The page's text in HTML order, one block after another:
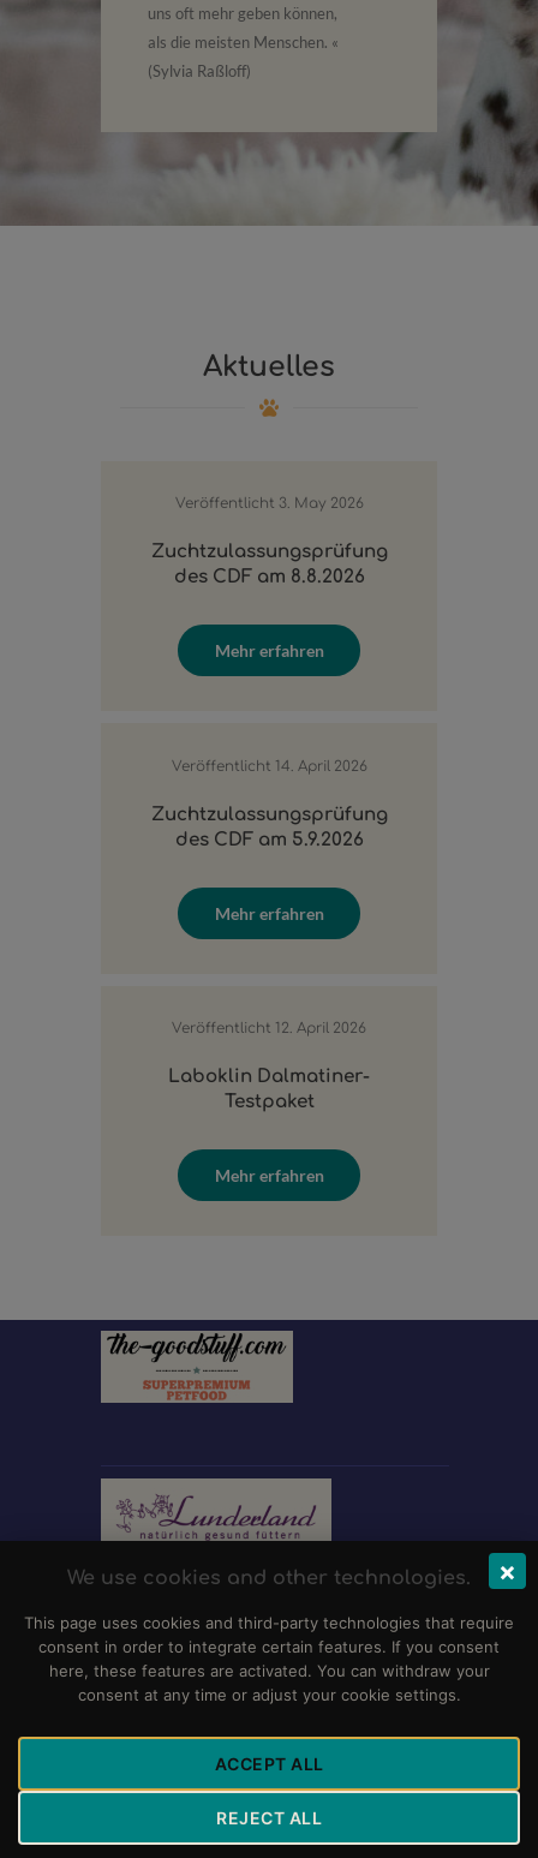
uns oft mehr geben können,
als die meisten Menschen. «
(Sylvia Raßloff)
Aktuelles
Veröffentlicht 3. May 2026
Zuchtzulassungsprüfung
des CDF am 8.8.2026
Mehr erfahren
Veröffentlicht 14. April 2026
Zuchtzulassungsprüfung
des CDF am 5.9.2026
Mehr erfahren
Veröffentlicht 12. April 2026
Laboklin Dalmatiner-
Testpaket
Mehr erfahren
We use cookies and other technologies.
This page uses cookies and third-party technologies that require
consent in order to integrate certain features. If you consent
here, these features are activated. You can withdraw your
consent at any time or adjust your cookie settings.
ACCEPT ALL
REJECT ALL
×